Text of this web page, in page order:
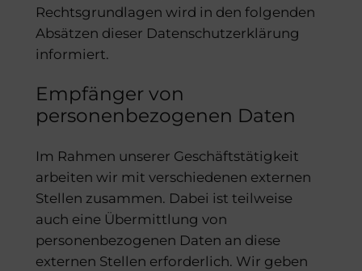
Rechtsgrundlagen wird in den folgenden
Absätzen dieser Datenschutzerklärung
informiert.
Empfänger von
personenbezogenen Daten
Im Rahmen unserer Geschäftstätigkeit
arbeiten wir mit verschiedenen externen
Stellen zusammen. Dabei ist teilweise
auch eine Übermittlung von
personenbezogenen Daten an diese
externen Stellen erforderlich. Wir geben